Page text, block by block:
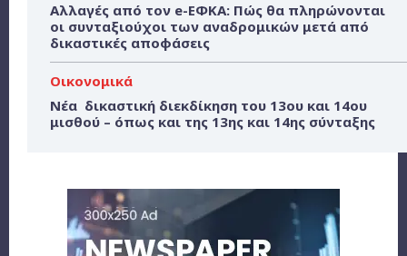
Αλλαγές από τον e-ΕΦΚΑ: Πώς θα πληρώνονται
οι συνταξιούχοι των αναδρομικών μετά από
δικαστικές αποφάσεις
Οικονομικά
Νέα δικαστική διεκδίκηση του 13ου και 14ου
μισθού – όπως και της 13ης και 14ης σύνταξης